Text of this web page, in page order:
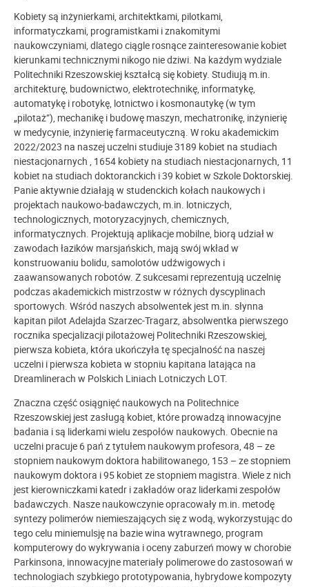
Kobiety są inżynierkami, architektkami, pilotkami,
informatyczkami, programistkami i znakomitymi
naukowczyniami, dlatego ciągle rosnące zainteresowanie kobiet
kierunkami technicznymi nikogo nie dziwi. Na każdym wydziale
Politechniki Rzeszowskiej kształcą się kobiety. Studiują m.in.
architekturę, budownictwo, elektrotechnikę, informatykę,
automatykę i robotykę, lotnictwo i kosmonautykę (w tym
„pilotaż”), mechanikę i budowę maszyn, mechatronikę, inżynierię
w medycynie, inżynierię farmaceutyczną. W roku akademickim
2022/2023 na naszej uczelni studiuje 3189 kobiet na studiach
niestacjonarnych , 1654 kobiety na studiach niestacjonarnych, 11
kobiet na studiach doktoranckich i 39 kobiet w Szkole Doktorskiej.
Panie aktywnie działają w studenckich kołach naukowych i
projektach naukowo-badawczych, m.in. lotniczych,
technologicznych, motoryzacyjnych, chemicznych,
informatycznych. Projektują aplikacje mobilne, biorą udział w
zawodach łazików marsjańskich, mają swój wkład w
konstruowaniu bolidu, samolotów udźwigowych i
zaawansowanych robotów. Z sukcesami reprezentują uczelnię
podczas akademickich mistrzostw w różnych dyscyplinach
sportowych. Wśród naszych absolwentek jest m.in. słynna
kapitan pilot Adelajda Szarzec-Tragarz, absolwentka pierwszego
rocznika specjalizacji pilotażowej Politechniki Rzeszowskiej,
pierwsza kobieta, która ukończyła tę specjalność na naszej
uczelni i pierwsza kobieta w stopniu kapitana latająca na
Dreamlinerach w Polskich Liniach Lotniczych LOT.
Znaczna część osiągnięć naukowych na Politechnice
Rzeszowskiej jest zasługą kobiet, które prowadzą innowacyjne
badania i są liderkami wielu zespołów naukowych. Obecnie na
uczelni pracuje 6 pań z tytułem naukowym profesora, 48 – ze
stopniem naukowym doktora habilitowanego, 153 – ze stopniem
naukowym doktora i 95 kobiet ze stopniem magistra. Wiele z nich
jest kierowniczkami katedr i zakładów oraz liderkami zespołów
badawczych. Nasze naukowczynie opracowały m.in. metodę
syntezy polimerów niemieszających się z wodą, wykorzystując do
tego celu miniemulsję na bazie wina wytrawnego, program
komputerowy do wykrywania i oceny zaburzeń mowy w chorobie
Parkinsona, innowacyjne materiały polimerowe do zastosowań w
technologiach szybkiego prototypowania, hybrydowe kompozyty